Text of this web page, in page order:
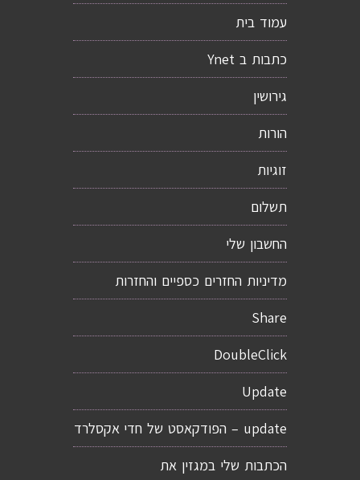
עמוד בית
כתבות ב Ynet
גירושין
הורות
זוגיות
תשלום
החשבון שלי
מדיניות החזרים כספיים והחזרות
Share
DoubleClick
Update
update – הפודקאסט של חדי אקסלרד
הכתבות שלי במגזין את